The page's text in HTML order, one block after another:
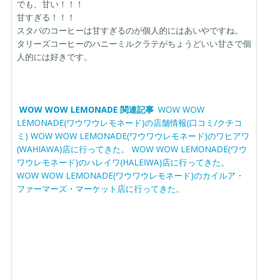
でも、甘い！！！
甘すぎる！！！
スタバのコーヒーは甘すぎるのが個人的にはあいやですね。
タリーズコーヒーのハニーミルクラテがちょうどいい甘さで個
人的には好きです。
WOW WOW LEMONADE 関連記事 WOW WOW
LEMONADE(ワウワウレモネード)の店舗情報(口コミ/クチコ
ミ) WOW WOW LEMONADE(ワウワウレモネード)のワヒアワ
(WAHIAWA)店に行ってきた。
WOW WOW LEMONADE(ワウ
ワウレモネード)のハレイワ(HALEIWA)店に行ってきた。
WOW WOW LEMONADE(ワウワウレモネード)のカイルア・
ファーマーズ・マーケット店に行ってきた。